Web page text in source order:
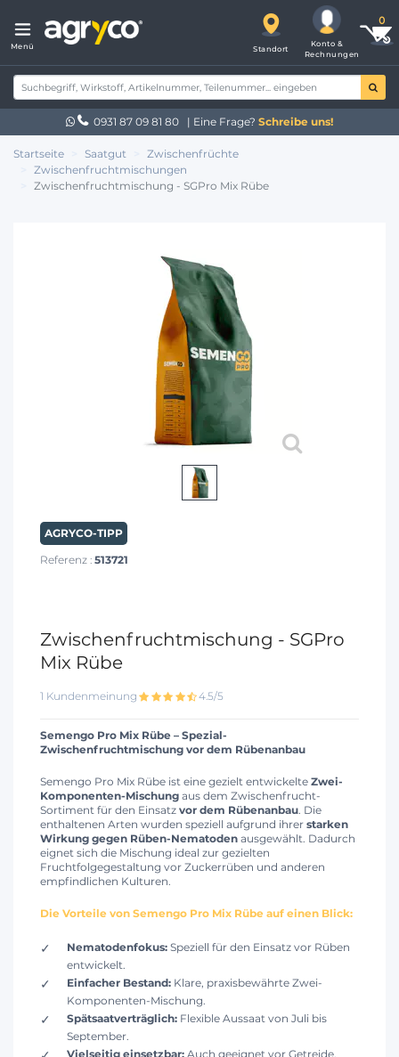
Menü Standort
Konto &
Rechnungen
0931 87 09 81 80 | Eine Frage? Schreibe uns!
Startseite Saatgut
Zwischenfrüchte
Zwischenfruchtmischungen
Zwischenfruchtmischung - SGPro Mix Rübe
AGRYCO-TIPP
Referenz : 513721
Zwischenfruchtmischung - SGPro
Mix Rübe
1 Kundenmeinung 4.5/5
Semengo Pro Mix Rübe – Spezial-
Zwischenfruchtmischung vor dem Rübenanbau
Semengo Pro Mix Rübe ist eine gezielt entwickelte Zwei-
Komponenten-Mischung aus dem Zwischenfrucht-
Sortiment für den Einsatz vor dem Rübenanbau . Die
enthaltenen Arten wurden speziell aufgrund ihrer starken
Wirkung gegen Rüben-Nematoden ausgewählt. Dadurch
eignet sich die Mischung ideal zur gezielten
Fruchtfolgegestaltung vor Zuckerrüben und anderen
empfindlichen Kulturen.
Die Vorteile von Semengo Pro Mix Rübe auf einen Blick:
Nematodenfokus: Speziell für den Einsatz vor Rüben
entwickelt.
Einfacher Bestand: Klare, praxisbewährte Zwei-
Komponenten-Mischung.
Spätsaatverträglich: Flexible Aussaat von Juli bis
September.
Vielseitig einsetzbar: Auch geeignet vor Getreide,